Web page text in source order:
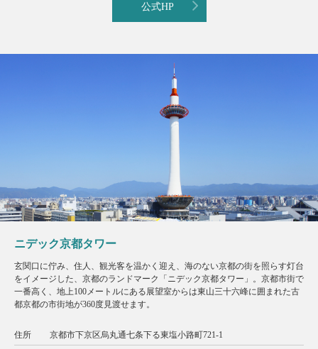
公式HP
ニデック京都タワー
玄関口に佇み、住人、観光客を温かく迎え、海のない京都の街を照らす灯台
をイメージした、京都のランドマーク「ニデック京都タワー」。京都市街で
一番高く、地上100メートルにある展望室からは東山三十六峰に囲まれた古
都京都の市街地が360度見渡せます。
住所 京都市下京区烏丸通七条下る東塩小路町721-1